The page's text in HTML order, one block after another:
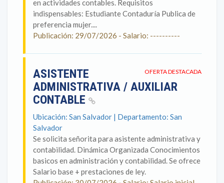
en actividades contables. Requisitos
indispensables: Estudiante Contaduría Publica de
preferencia mujer....
Publicación: 29/07/2026 - Salario: ----------
OFERTA DESTACADA
ASISTENTE
ADMINISTRATIVA / AUXILIAR
CONTABLE
Ubicación: San Salvador | Departamento: San
Salvador
Se solicita señorita para asistente administrativa y
contabilidad. Dinámica Organizada Conocimientos
basicos en administración y contabilidad. Se ofrece
Salario base + prestaciones de ley.